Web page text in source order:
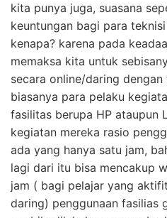
kita punya juga, suasana
keuntungan bagi para
kenapa? karena pada
memaksa kita untuk
secara online/daring
biasanya para pelaku
fasilitas berupa HP ataupun
kegiatan mereka rasio
ada yang hanya satu jam,
lagi dari itu bisa mencakup
jam ( bagi pelajar yang
daring) penggunaan fasilias